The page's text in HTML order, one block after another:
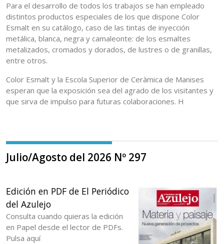
Para el desarrollo de todos los trabajos se han empleado
distintos productos especiales de los que dispone Color
Esmalt en su catálogo, caso de las tintas de inyección
metálica, blanca, negra y camaleonte: de los esmaltes
metalizados, cromados y dorados, de lustres o de granillas,
entre otros.
Color Esmalt y la Escola Superior de Ceràmica de Manises
esperan que la exposición sea del agrado de los visitantes y
que sirva de impulso para futuras colaboraciones. H
Julio/Agosto del 2026 Nº 297
Edición en PDF de El Periódico
del Azulejo
Consulta cuando quieras la edición
en Papel desde el lector de PDFs.
Pulsa aquí